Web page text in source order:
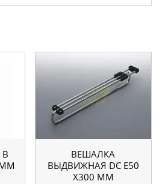
В
ВЕШАЛКА
ВЫДВИЖНАЯ DC E50
X300 ММ